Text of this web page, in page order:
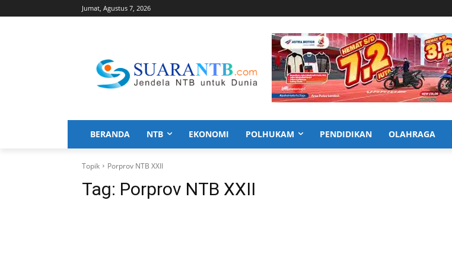
Jumat, Agustus 7, 2026
BERANDA NTB EKONOMI POLHUKAM PENDIDIKAN OLAHRAGA
Topik Porprov NTB XXII
Tag: Porprov NTB XXII